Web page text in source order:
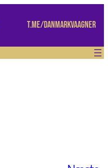
t.me/danmarkvaagner